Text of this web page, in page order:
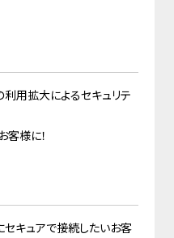
利用拡大によるセキュリテ
客様に！
セキュアで接続したいお客